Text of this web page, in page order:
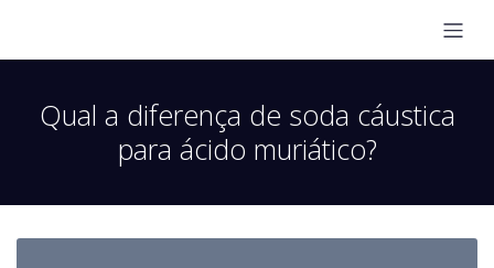
Qual a diferença de soda cáustica
para ácido muriático?